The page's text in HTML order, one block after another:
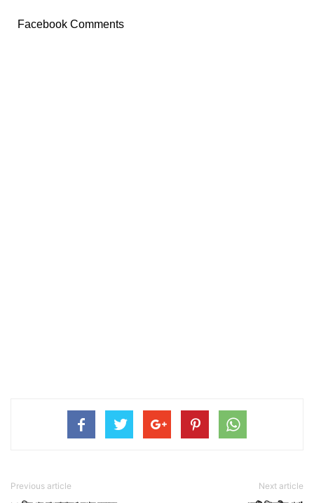
Facebook Comments
Previous article Next article